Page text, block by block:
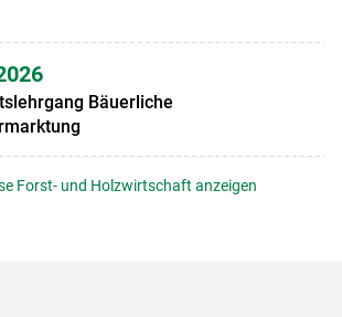
Bäuerliche
Forst- und Holzwirtschaft anzeigen